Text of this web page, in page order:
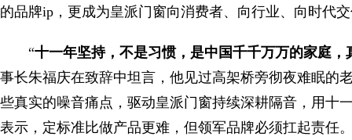
的品牌ip，更成为皇派门窗向消费者、向行业、向时代
“十一年坚持，不是习惯，是中国千千万万的家庭
事长朱福庆在致辞中坦言，他见过高架桥旁彻夜难眠的
些真实的噪音痛点，驱动皇派门窗持续深耕隔音，用十
表示，定标准比做产品更难，但领军品牌必须扛起责任